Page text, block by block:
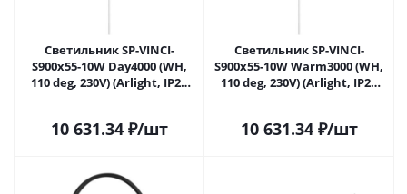
Светильник SP-VINCI-
S900x55-10W Day4000 (WH,
110 deg, 230V) (Arlight, IP20
10 631.34₽/шт
Светильник SP-VINCI-
S900x55-10W Warm3000 (WH,
110 deg, 230V) (Arlight, IP20
10 631.34₽/шт